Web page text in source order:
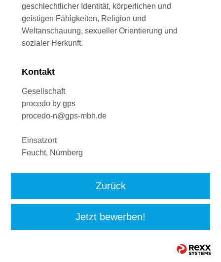
geschlechtlicher Identität, körperlichen und
geistigen Fähigkeiten, Religion und
Weltanschauung, sexueller Orientierung und
sozialer Herkunft.
Kontakt
Gesellschaft
procedo by gps
procedo-n@gps-mbh.de
Einsatzort
Feucht, Nürnberg
Zurück
Jetzt bewerben!